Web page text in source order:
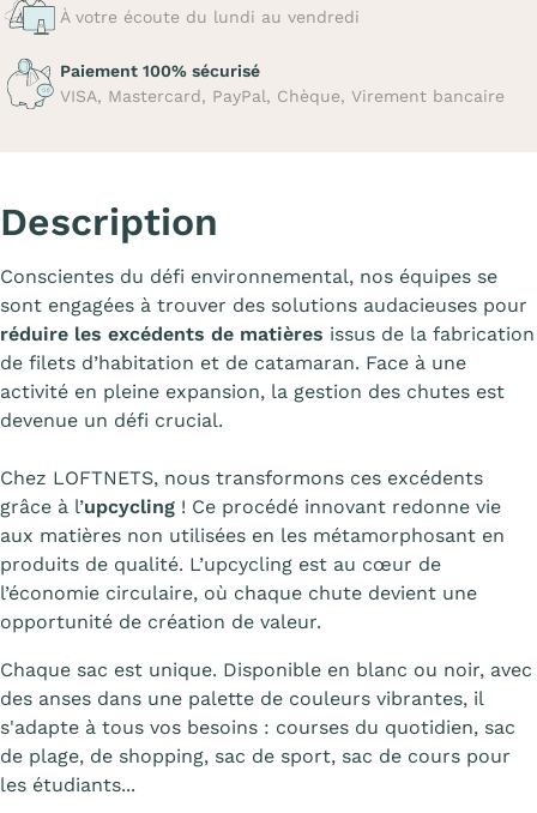
À votre écoute du lundi au vendredi
Paiement 100% sécurisé
VISA, Mastercard, PayPal, Chèque, Virement bancaire
Description
Conscientes du défi environnemental, nos équipes se
sont engagées à trouver des solutions audacieuses pour
réduire les excédents de matières issus de la fabrication
de filets d’habitation et de catamaran. Face à une
activité en pleine expansion, la gestion des chutes est
devenue un défi crucial.
Chez LOFTNETS, nous transformons ces excédents
grâce à l’upcycling ! Ce procédé innovant redonne vie
aux matières non utilisées en les métamorphosant en
produits de qualité. L’upcycling est au cœur de
l’économie circulaire, où chaque chute devient une
opportunité de création de valeur.
Chaque sac est unique. Disponible en blanc ou noir, avec
des anses dans une palette de couleurs vibrantes, il
s'adapte à tous vos besoins : courses du quotidien, sac
de plage, de shopping, sac de sport, sac de cours pour
les étudiants...